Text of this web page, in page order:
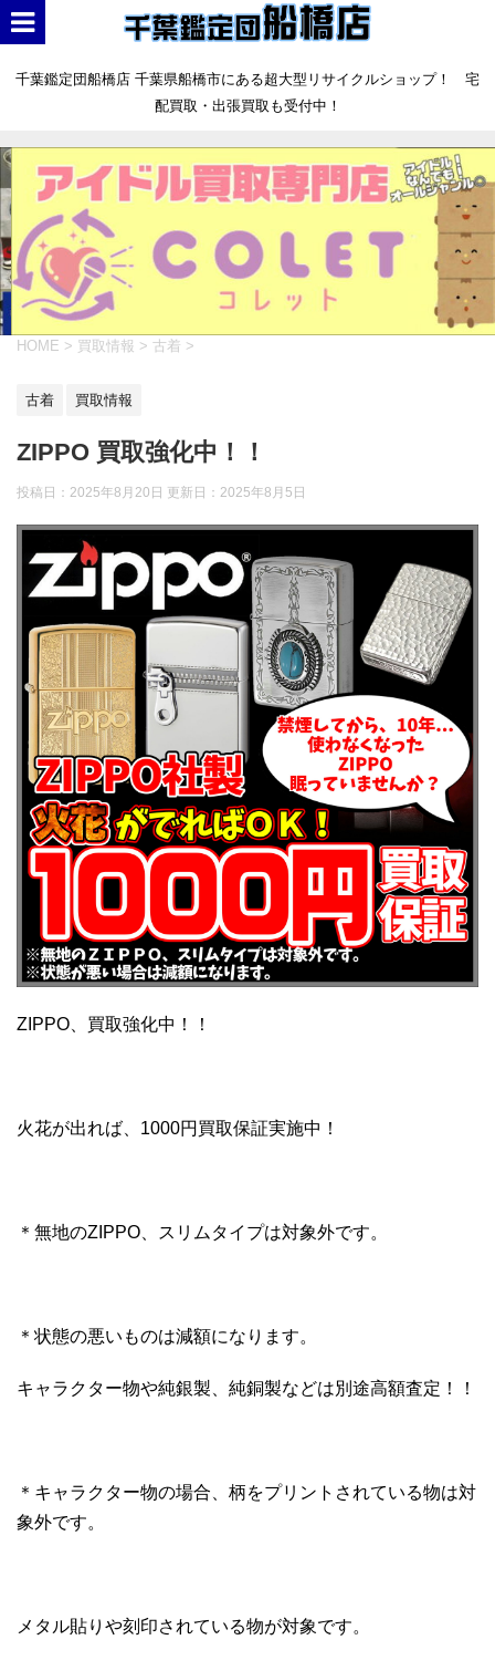
千葉鑑定団船橋店 千葉県船橋市にある超大型リサイクルショップ！ 宅
配買取・出張買取も受付中！
HOME > 買取情報 > 古着 >
古着 買取情報
ZIPPO 買取強化中！！
投稿日：2025年8月20日 更新日： 2025年8月5日
ZIPPO、買取強化中！！
火花が出れば、1000円買取保証実施中！
＊無地のZIPPO、スリムタイプは対象外です。
＊状態の悪いものは減額になります。
キャラクター物や純銀製、純銅製などは別途高額査定！！
＊キャラクター物の場合、柄をプリントされている物は対
象外です。
メタル貼りや刻印されている物が対象です。